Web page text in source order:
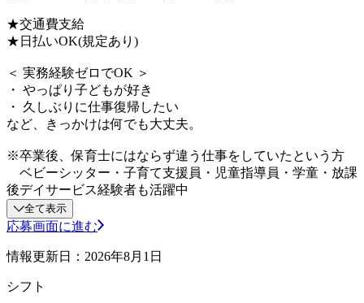
★交通費支給
★日払いOK(規定あり)
＜ 実務経験ゼロでOK ＞
・ やっぱり子どもが好き
・ 久しぶりに仕事復帰したい
など、きっかけは何でも大丈夫。
※卒業後、保育士にはならず違う仕事をしていたという方
ベビーシッター・子育て支援員・児童指導員・学童・放課
後デイサービス経験者も活躍中
全て表示
応募画面に進む
情報更新日：2026年8月1日
シフト